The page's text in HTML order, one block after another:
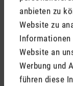
anbieten zu
Website zu
Informationen
Website an
Werbung und
führen diese
Jetzt Produkt